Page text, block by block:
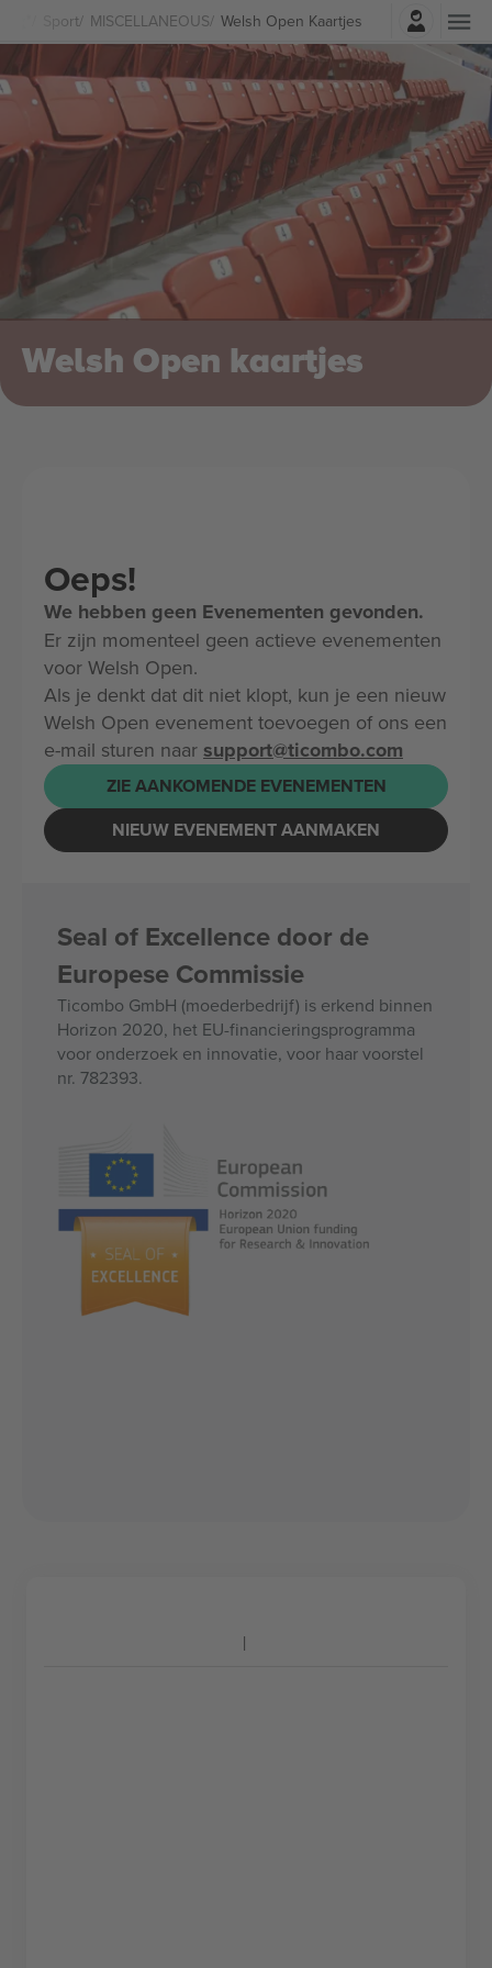
Sport MISCELLANEOUS Welsh Open Kaartjes
Log in
Welsh Open kaartjes
Oeps!
We hebben geen Evenementen gevonden.
Er zijn momenteel geen actieve evenementen
voor Welsh Open.
Als je denkt dat dit niet klopt, kun je een nieuw
Welsh Open evenement toevoegen of ons een
e-mail sturen naar support@ticombo.com
ZIE AANKOMENDE EVENEMENTEN
NIEUW EVENEMENT AANMAKEN
Seal of Excellence door de
Europese Commissie
Ticombo GmbH (moederbedrijf) is erkend binnen
Horizon 2020, het EU-financieringsprogramma
voor onderzoek en innovatie, voor haar voorstel
nr. 782393.